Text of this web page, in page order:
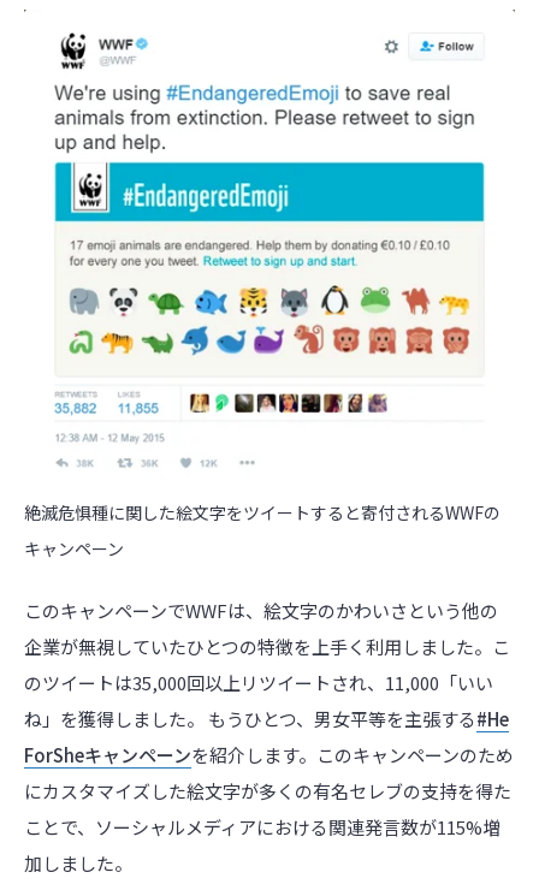
絶滅危惧種に関した絵文字をツイートすると寄付されるWWFの
キャンペーン
このキャンペーンでWWFは、絵文字のかわいさという他の
企業が無視していたひとつの特徴を上手く利用しました。こ
のツイートは35,000回以上リツイートされ、11,000「いい
ね」を獲得しました。 もうひとつ、男女平等を主張する#He
ForSheキャンペーンを紹介します。このキャンペーンのため
にカスタマイズした絵文字が多くの有名セレブの支持を得た
ことで、ソーシャルメディアにおける関連発言数が115%増
加しました。